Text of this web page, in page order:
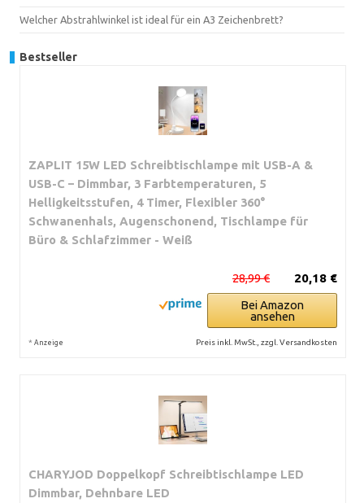
Welcher Abstrahlwinkel ist ideal für ein A3 Zeichenbrett?
Bestseller
ZAPLIT 15W LED Schreibtischlampe mit USB-A &
USB-C – Dimmbar, 3 Farbtemperaturen, 5
Helligkeitsstufen, 4 Timer, Flexibler 360°
Schwanenhals, Augenschonend, Tischlampe für
Büro & Schlafzimmer - Weiß
20,18 €
28,99 €
Bei Amazon
ansehen
* Anzeige Preis inkl. MwSt., zzgl. Versandkosten
CHARYJOD Doppelkopf Schreibtischlampe LED
Dimmbar, Dehnbare LED